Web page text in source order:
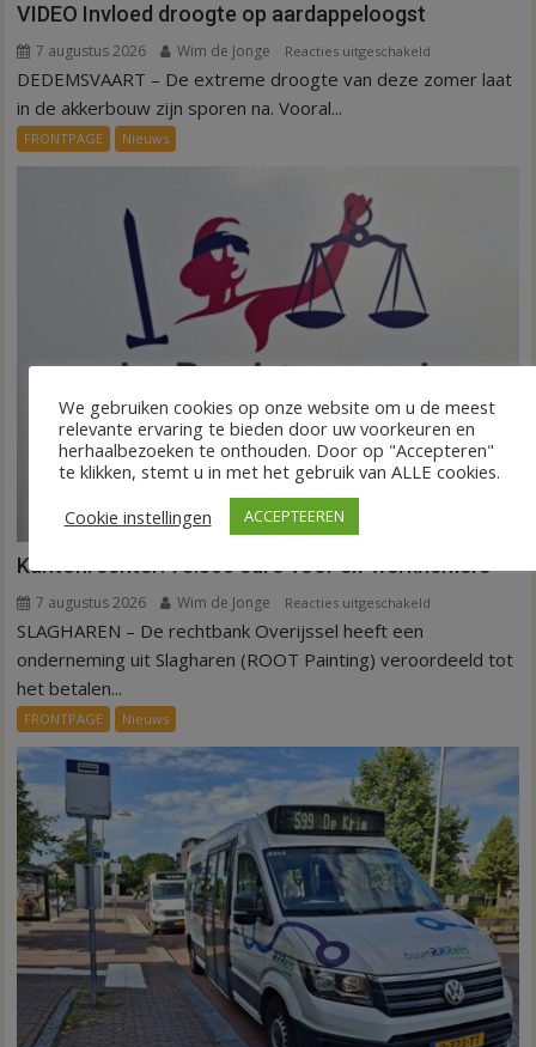
VIDEO Invloed droogte op aardappeloogst
7 augustus 2026 Wim de Jonge Reacties uitgeschakeld
VIDEO
DEDEMSVAART – De extreme droogte van deze zomer laat
in de akkerbouw zijn sporen na. Vooral...
FRONTPAGE Nieuws
Kantonrechter: 75.000 euro voor ex-werknemers
7 augustus 2026 Wim de Jonge Reacties uitgeschakeld
75.000
werknemers
SLAGHAREN – De rechtbank Overijssel heeft een
onderneming uit Slagharen (ROOT Painting) veroordeeld tot
het betalen...
FRONTPAGE Nieuws
We gebruiken cookies op onze website om u de meest
relevante ervaring te bieden door uw voorkeuren en
herhaalbezoeken te onthouden. Door op "Accepteren"
te klikken, stemt u in met het gebruik van ALLE cookies.
Cookie instellingen
ACCEPTEEREN